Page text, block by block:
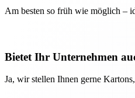
Am besten so früh wie möglich –
Bietet Ihr Unternehmen
Ja, wir stellen Ihnen gerne